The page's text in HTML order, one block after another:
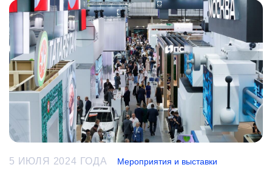
5 ИЮЛЯ 2024 ГОДА Мероприятия и выставки